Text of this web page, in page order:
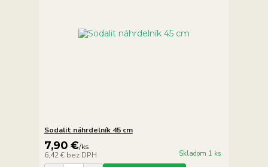
Sodalit náhrdelník 45 cm
7,90 €/ks
6,42 € bez DPH Skladom 1 ks